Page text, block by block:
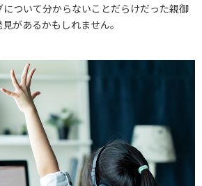
について分からないことだらけだった親御
があるかもしれません。